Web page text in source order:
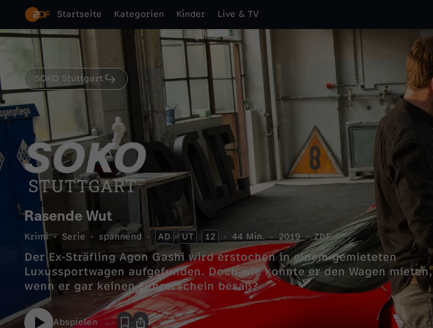
Startseite Kategorien Kinder Live & TV
SOKO Stuttgart
Rasende Wut
Krimi Serie spannend AD UT 12 44 Min. 2019 ZDF
Der Ex-Sträfling Agon Gashi wird erstochen in einem gemieteten
Luxussportwagen aufgefunden. Doch wie konnte er den Wagen mieten,
wenn er gar keinen Führerschein besaß?
Abspielen